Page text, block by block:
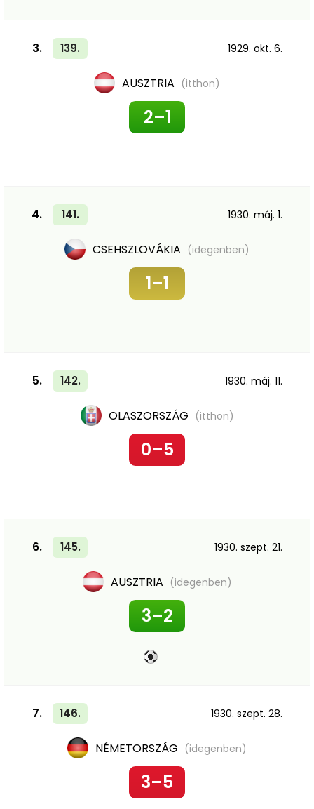
3. 139. 1929. okt. 6.
AUSZTRIA (itthon)
2–1
4. 141. 1930. máj. 1.
CSEHSZLOVÁKIA (idegenben)
1–1
5. 142. 1930. máj. 11.
OLASZORSZÁG (itthon)
0–5
6. 145. 1930. szept. 21.
AUSZTRIA (idegenben)
3–2
7. 146. 1930. szept. 28.
NÉMETORSZÁG (idegenben)
3–5